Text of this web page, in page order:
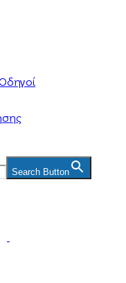
Search Button